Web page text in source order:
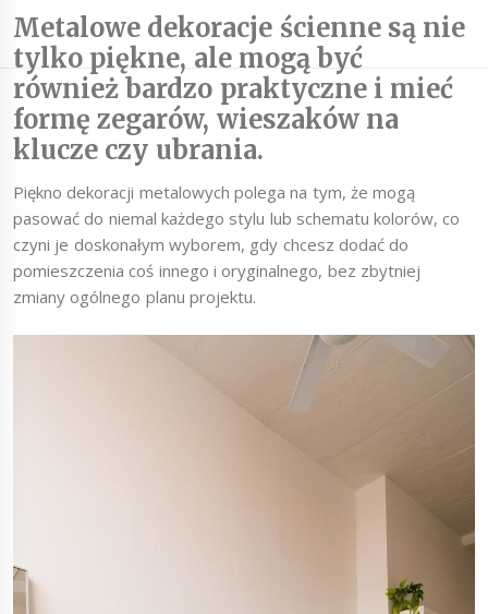
Metalowe dekoracje ścienne są nie
tylko piękne, ale mogą być
również bardzo praktyczne i mieć
formę zegarów, wieszaków na
klucze czy ubrania.
Piękno dekoracji metalowych polega na tym, że mogą
pasować do niemal każdego stylu lub schematu kolorów, co
czyni je doskonałym wyborem, gdy chcesz dodać do
pomieszczenia coś innego i oryginalnego, bez zbytniej
zmiany ogólnego planu projektu.